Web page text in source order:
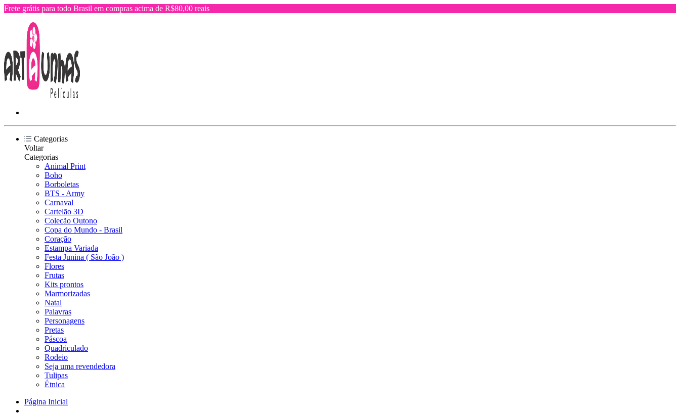
Frete grátis para todo Brasil em compras acima de R$80,00 reais
Categorias
Voltar
Categorias
Animal Print
Boho
Borboletas
BTS - Army
Carnaval
Cartelão 3D
Colecão Outono
Copa do Mundo - Brasil
Coração
Estampa Variada
Festa Junina ( São João )
Flores
Frutas
Kits prontos
Marmorizadas
Natal
Palavras
Personagens
Pretas
Páscoa
Quadriculado
Rodeio
Seja uma revendedora
Tulipas
Étnica
Página Inicial